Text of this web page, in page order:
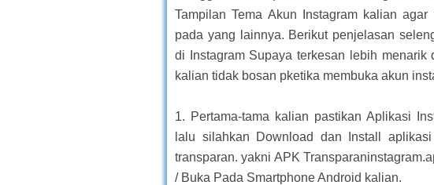
Tampilan Tema Akun Instagram kalian
pada yang lainnya. Berikut penjelasan
di Instagram Supaya terkesan lebih
kalian tidak bosan pketika membuka akun
1. Pertama-tama kalian pastikan Aplikasi
lalu silahkan Download dan Install
transparan. yakni APK
/ Buka Pada Smartphone Android kalian.